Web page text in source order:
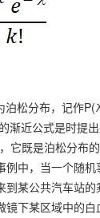
泊松分布，记作
渐近公式是时提
它既是泊松分布
例中，当一个随
到某公共汽车站的
镜下某区域中的白